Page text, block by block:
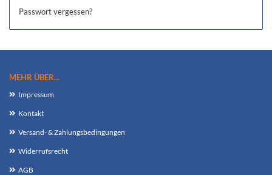
Passwort vergessen?
MEHR ÜBER...
Impressum
Kontakt
Versand- & Zahlungsbedingungen
Widerrufsrecht
AGB